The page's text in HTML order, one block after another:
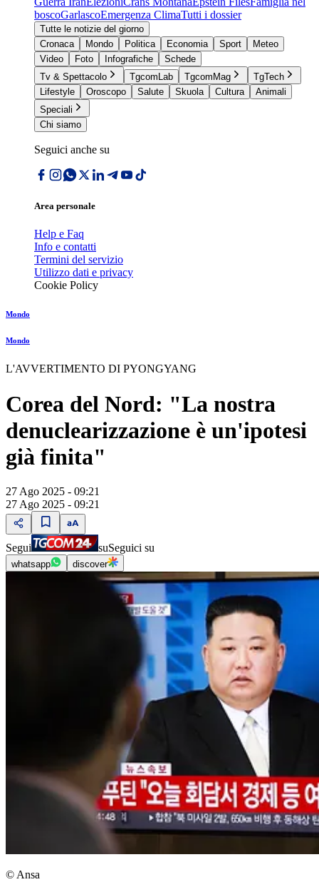
boscoGarlascoEmergenza ClimaTutti i dossier
Tutte le notizie del giorno
Cronaca
Mondo Politica Economia Sport
Meteo
Video
Foto Infografiche
Schede
Tv & Spettacolo
TgcomLab TgcomMag
TgTech
Lifestyle
Oroscopo Salute Skuola Cultura
Animali
Speciali
Chi siamo
Seguici anche su
Area personale
Help e Faq
Info e contatti
Termini del servizio
Utilizzo dati e privacy
Cookie Policy
Mondo
Mondo
L'AVVERTIMENTO DI PYONGYANG
Corea del Nord: "La nostra
denuclearizzazione è un'ipotesi
già finita"
27 Ago 2025 - 09:21
27 Ago 2025 - 09:21
Segui suSeguici su
whatsapp discover
© Ansa